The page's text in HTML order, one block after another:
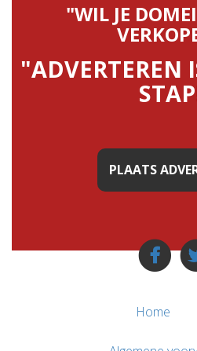
"WIL JE
"ADVERTEREN
PLAATS
Home